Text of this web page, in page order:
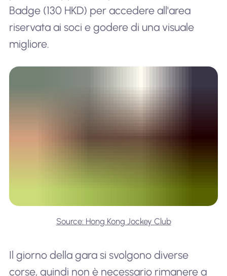
Badge (130 HKD) per accedere all'area
riservata ai soci e godere di una visuale
migliore.
Source: Hong Kong Jockey Club
Il giorno della gara si svolgono diverse
corse, quindi non è necessario rimanere a